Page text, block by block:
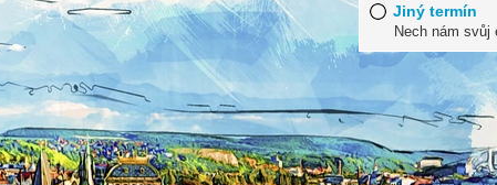
Jiný termín
Nech nám svůj